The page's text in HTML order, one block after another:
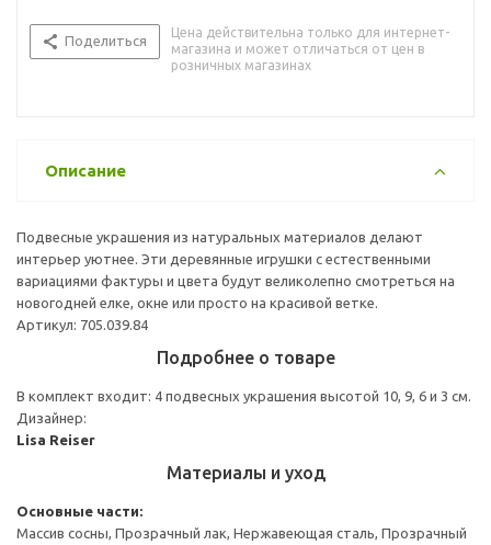
Поделиться
Цена действительна только для интернет-
магазина и может отличаться от цен в
розничных магазинах
Описание
Подвесные украшения из натуральных материалов делают
интерьер уютнее. Эти деревянные игрушки с естественными
вариациями фактуры и цвета будут великолепно смотреться на
новогодней елке, окне или просто на красивой ветке.
Артикул: 705.039.84
Подробнее о товаре
В комплект входит: 4 подвесных украшения высотой 10, 9, 6 и 3 см.
Дизайнер:
Lisa Reiser
Материалы и уход
Основные части:
Массив сосны, Прозрачный лак, Нержавеющая сталь, Прозрачный